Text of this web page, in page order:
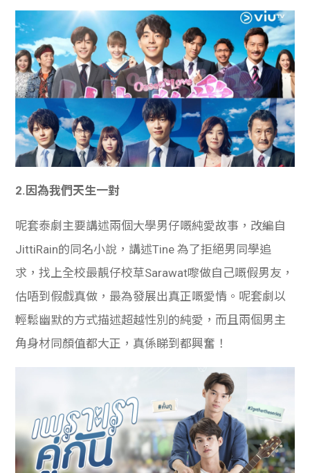
2. 因為我們天生一對
呢套泰劇主要講述兩個大學男仔嘅純愛故事，改編自
JittiRain的同名小說，講述Tine 為了拒絕男同學追
求，找上全校最靚仔校草Sarawat嚟做自己嘅假男友，
估唔到假戲真做，最為發展出真正嘅愛情。呢套劇以
輕鬆幽默的方式描述超越性別的純愛，而且兩個男主
角身材同顏值都大正，真係睇到都興奮！